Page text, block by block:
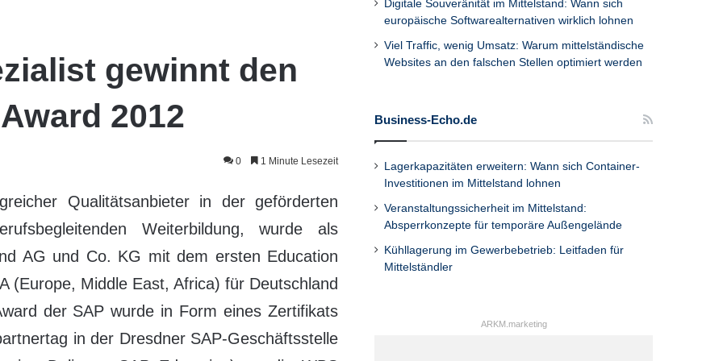
gewinnt den
2012
0 1 Minute Lesezeit
Qualitätsanbieter in der geförderten
Weiterbildung, wurde als
AG und Co. KG mit dem ersten Education
(Europe, Middle East, Africa) für Deutschland
der SAP wurde in Form eines Zertifikats
in der Dresdner SAP-Geschäftsstelle
Digitale Souveränität im Mittelstand: Wann sich
europäische Softwarealternativen wirklich lohnen
Viel Traffic, wenig Umsatz: Warum mittelständische
Websites an den falschen Stellen optimiert werden
Business-Echo.de
Lagerkapazitäten erweitern: Wann sich Container-
Investitionen im Mittelstand lohnen
Veranstaltungssicherheit im Mittelstand:
Absperrkonzepte für temporäre Außengelände
Kühllagerung im Gewerbebetrieb: Leitfaden für
Mittelständler
ARKM.marketing